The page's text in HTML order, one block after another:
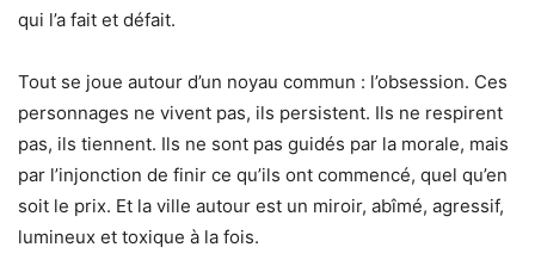
qui l’a fait et défait.
Tout se joue autour d’un noyau commun : l’obsession. Ces
personnages ne vivent pas, ils persistent. Ils ne respirent
pas, ils tiennent. Ils ne sont pas guidés par la morale, mais
par l’injonction de finir ce qu’ils ont commencé, quel qu’en
soit le prix. Et la ville autour est un miroir, abîmé, agressif,
lumineux et toxique à la fois.